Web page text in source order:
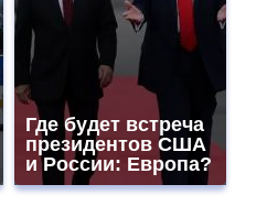
Где будет встреча
президентов США
и России: Европа?